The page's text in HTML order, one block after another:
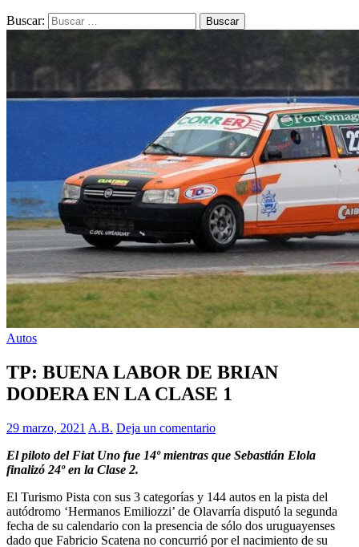
Buscar:
Autos
TP: BUENA LABOR DE BRIAN
DODERA EN LA CLASE 1
29 marzo, 2021 A.B. Deja un comentario
El piloto del Fiat Uno fue 14º mientras que Sebastián Elola
finalizó 24º en la Clase 2.
El Turismo Pista con sus 3 categorías y 144 autos en la pista del
autódromo ‘Hermanos Emiliozzi’ de Olavarría disputó la segunda
fecha de su calendario con la presencia de sólo dos uruguayenses
dado que Fabricio Scatena no concurrió por el nacimiento de su